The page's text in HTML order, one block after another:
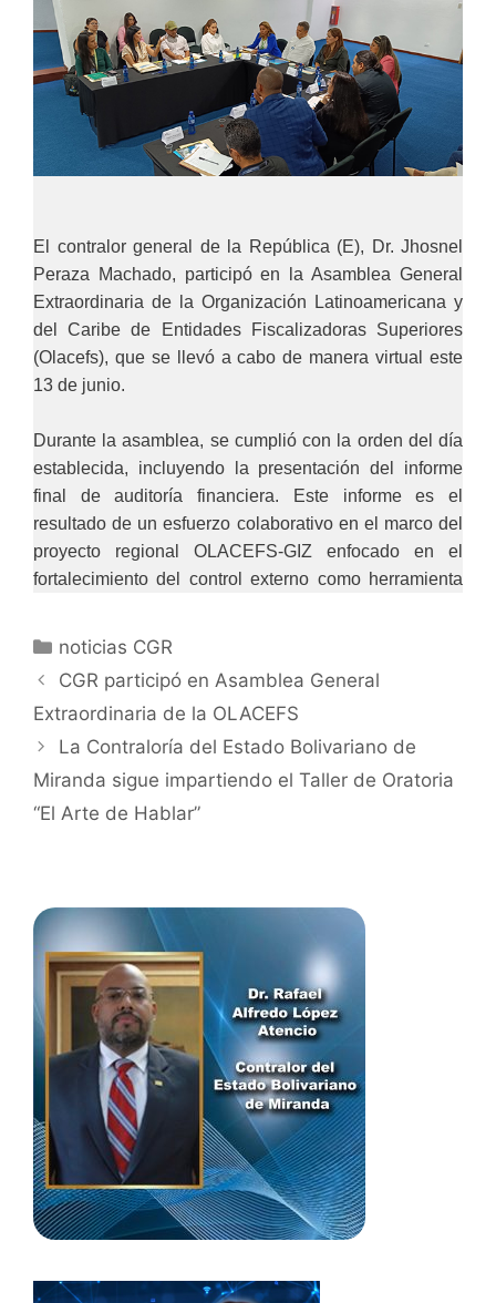
El contralor general de la República (E), Dr. Jhosnel
Peraza Machado, participó en la Asamblea General
Extraordinaria de la Organización Latinoamericana y
del Caribe de Entidades Fiscalizadoras Superiores
(Olacefs), que se llevó a cabo de manera virtual este
13 de junio.
Durante la asamblea, se cumplió con la orden del día
establecida, incluyendo la presentación del informe
final de auditoría financiera. Este informe es el
resultado de un esfuerzo colaborativo en el marco del
proyecto regional OLACEFS-GIZ enfocado en el
fortalecimiento del control externo como herramienta
corrupción.
El contralor general (E) de la República Bolivariana de
Venezuela, Dr. Jhosnel Peraza Machado, reafirma su
compromiso en promover la transparencia, la
rendición de cuentas y la integridad en la
administración pública, y celebra los avances logrados
noticias CGR
CGR participó en Asamblea General
Extraordinaria de la OLACEFS
La Contraloría del Estado Bolivariano de
Miranda sigue impartiendo el Taller de Oratoria
“El Arte de Hablar”